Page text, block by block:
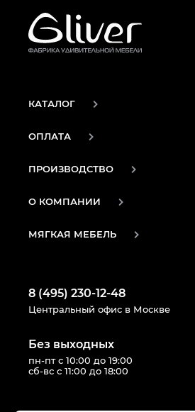
КАТАЛОГ
ОПЛАТА
ПРОИЗВОДСТВО
О КОМПАНИИ
МЯГКАЯ МЕБЕЛЬ
8 (495) 230-12-48
Центральный офис в Москве
Без выходных
пн-пт с 10:00 до 19:00
сб-вс с 11:00 до 18:00